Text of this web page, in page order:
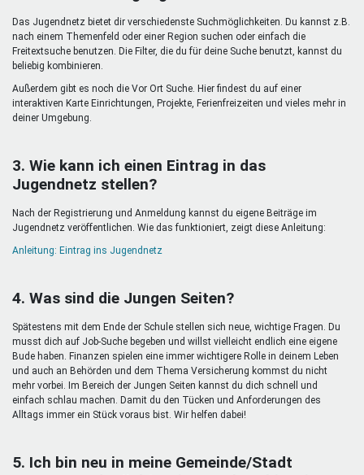
Das Jugendnetz bietet dir verschiedenste Suchmöglichkeiten. Du kannst z.B.
nach einem Themenfeld oder einer Region suchen oder einfach die
Freitextsuche benutzen. Die Filter, die du für deine Suche benutzt, kannst du
beliebig kombinieren.
Außerdem gibt es noch die Vor Ort Suche. Hier findest du auf einer
interaktiven Karte Einrichtungen, Projekte, Ferienfreizeiten und vieles mehr in
deiner Umgebung.
3. Wie kann ich einen Eintrag in das
Jugendnetz stellen?
Nach der Registrierung und Anmeldung kannst du eigene Beiträge im
Jugendnetz veröffentlichen. Wie das funktioniert, zeigt diese Anleitung:
Anleitung: Eintrag ins Jugendnetz
4. Was sind die Jungen Seiten?
Spätestens mit dem Ende der Schule stellen sich neue, wichtige Fragen. Du
musst dich auf Job-Suche begeben und willst vielleicht endlich eine eigene
Bude haben. Finanzen spielen eine immer wichtigere Rolle in deinem Leben
und auch an Behörden und dem Thema Versicherung kommst du nicht
mehr vorbei. Im Bereich der Jungen Seiten kannst du dich schnell und
einfach schlau machen. Damit du den Tücken und Anforderungen des
Alltags immer ein Stück voraus bist. Wir helfen dabei!
5. Ich bin neu in meine Gemeinde/Stadt